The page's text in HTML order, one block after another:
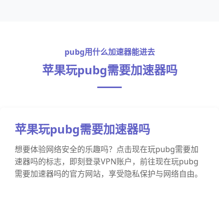
pubg用什么加速器能进去
苹果玩pubg需要加速器吗
苹果玩pubg需要加速器吗
想要体验网络安全的乐趣吗？点击现在玩pubg需要加
速器吗的标志，即刻登录VPN账户，前往现在玩pubg
需要加速器吗的官方网站，享受隐私保护与网络自由。